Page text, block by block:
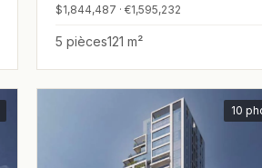
$1,844,487 · €1,595,232
5 pièces121 m²
10